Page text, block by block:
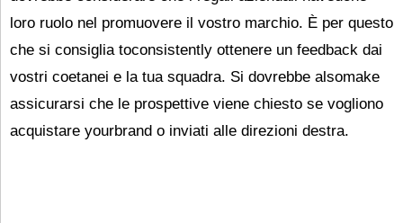
loro ruolo nel promuovere il vostro marchio. È per questo
che si consiglia toconsistently ottenere un feedback dai
vostri coetanei e la tua squadra. Si dovrebbe alsomake
assicurarsi che le prospettive viene chiesto se vogliono
acquistare yourbrand o inviati alle direzioni destra.